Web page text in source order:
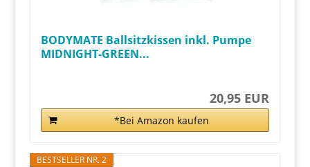
BODYMATE Ballsitzkissen inkl. Pumpe
MIDNIGHT-GREEN...
20,95 EUR
*Bei Amazon kaufen
BESTSELLER NR. 2